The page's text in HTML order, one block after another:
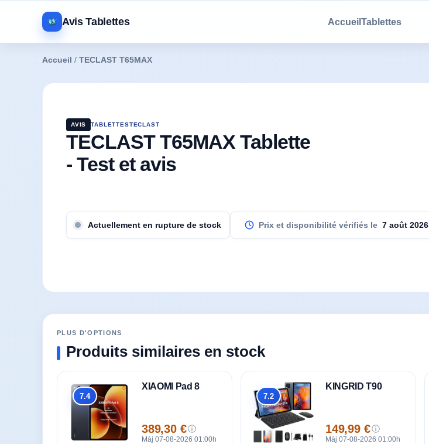
Avis Tablettes Accueil Tablettes
Accueil / TECLAST T65MAX
AVIS TABLETTESTECLAST
TECLAST T65MAX Tablette
- Test et avis
Actuellement en rupture de stock Prix et disponibilité vérifiés le 7 août 2026
PLUS D'OPTIONS
Produits similaires en stock
Global
7.4
XIAOMI Pad 8
Prix
389,30 € ⓘ
Màj 07-08-2026 01:00h
Global
7.2
KINGRID T90
Prix
149,99 € ⓘ
Màj 07-08-2026 01:00h